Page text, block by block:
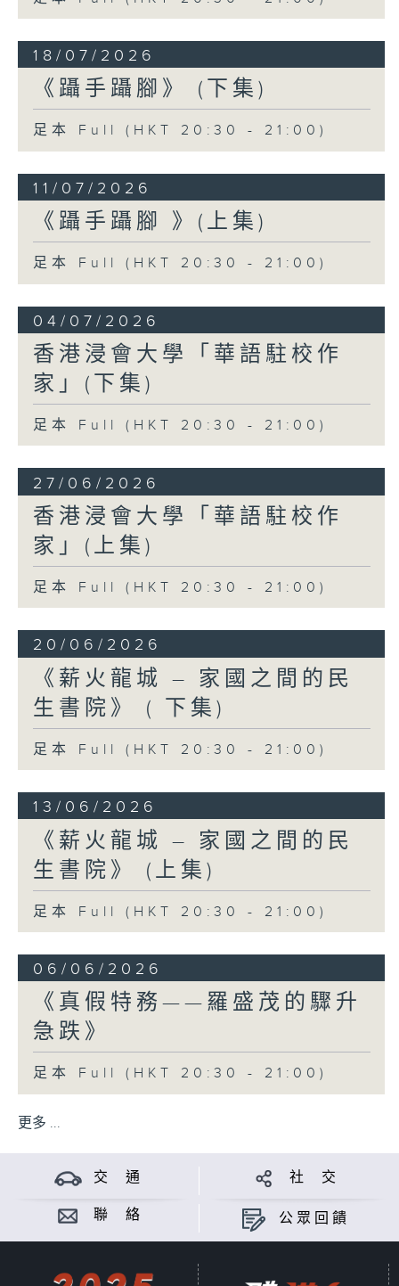
18/07/2026
《躡手躡腳》 (下集)
足本 Full (HKT 20:30 - 21:00)
11/07/2026
《躡手躡腳 》(上集)
足本 Full (HKT 20:30 - 21:00)
04/07/2026
香港浸會大學「華語駐校作
家」(下集)
足本 Full (HKT 20:30 - 21:00)
27/06/2026
香港浸會大學「華語駐校作
家」(上集)
足本 Full (HKT 20:30 - 21:00)
20/06/2026
《薪火龍城 – 家國之間的民
生書院》 ( 下集)
足本 Full (HKT 20:30 - 21:00)
13/06/2026
《薪火龍城 – 家國之間的民
生書院》 (上集)
足本 Full (HKT 20:30 - 21:00)
06/06/2026
《真假特務——羅盛茂的驟升
急跌》
足本 Full (HKT 20:30 - 21:00)
更多 ...
交 通 社 交
聯 絡 公眾回饋